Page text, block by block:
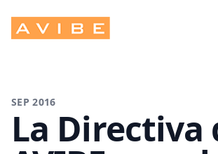
Avibe
SEP 2016
La Directiva